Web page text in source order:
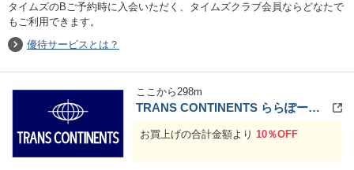
タイムズのBご予約時に入会いただく、タイムズクラブ会員ならどなたで
もご利用できます。
優待サービスとは？
ここから298m
TRANS CONTINENTS ららぽーと立川立飛店
お買上げの合計金額より 10％OFF